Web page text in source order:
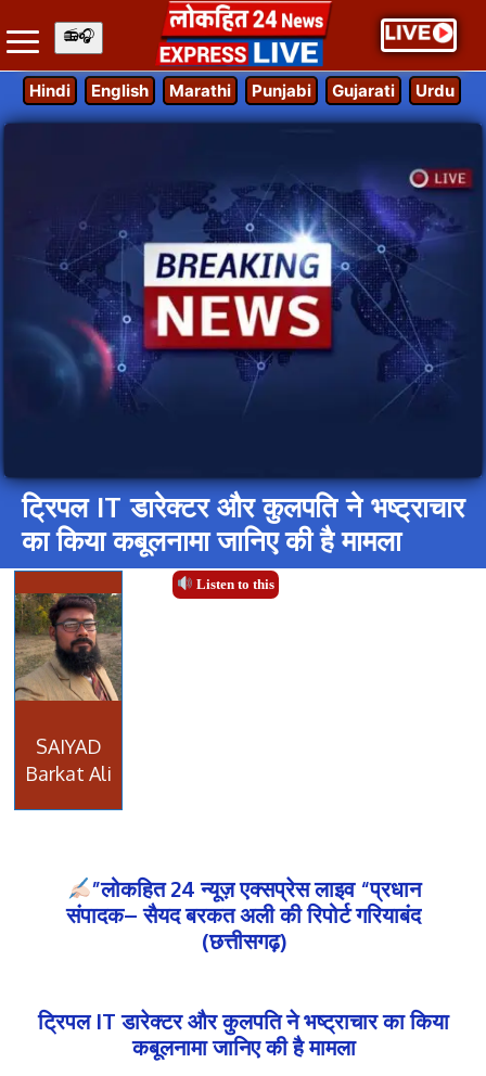
Hindi English Marathi Punjabi Gujarati Urdu
ट्रिपल IT डारेक्टर और कुलपति ने भष्ट्राचार
का किया कबूलनामा जानिए की है मामला
Listen to this
SAIYAD
Barkat Ali
”लोकहित 24 न्यूज़ एक्सप्रेस लाइव “प्रधान
संपादक– सैयद बरकत अली की रिपोर्ट गरियाबंद
(छत्तीसगढ़)
ट्रिपल IT डारेक्टर और कुलपति ने भष्ट्राचार का किया
कबूलनामा जानिए की है मामला